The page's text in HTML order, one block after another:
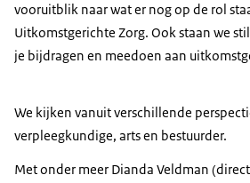
vooruitblik naar wat er nog op de rol
Uitkomstgerichte Zorg. Ook staan we
je bijdragen en meedoen aan
We kijken vanuit verschillende
verpleegkundige, arts en bestuurder.
Met onder meer Dianda Veldman